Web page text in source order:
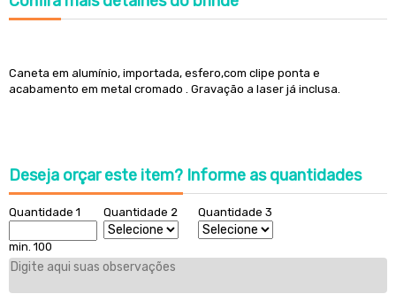
Caneta em alumínio, importada, esfero,com clipe ponta e
acabamento em metal cromado . Gravação a laser já inclusa.
Deseja orçar este item? Informe as quantidades
Quantidade 1
min. 100
Quantidade 2 Quantidade 3